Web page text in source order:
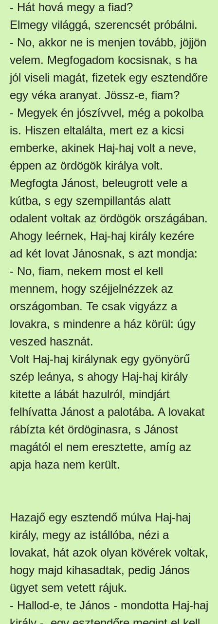
- Hát hová megy a fiad?
Elmegy világgá, szerencsét próbálni.
- No, akkor ne is menjen tovább, jöjjön
velem. Megfogadom kocsisnak, s ha
jól viseli magát, fizetek egy esztendőre
egy véka aranyat. Jössz-e, fiam?
- Megyek én jószívvel, még a pokolba
is. Hiszen eltalálta, mert ez a kicsi
emberke, akinek Haj-haj volt a neve,
éppen az ördögök királya volt.
Megfogta Jánost, beleugrott vele a
kútba, s egy szempillantás alatt
odalent voltak az ördögök országában.
Ahogy leérnek, Haj-haj király kezére
ad két lovat Jánosnak, s azt mondja:
- No, fiam, nekem most el kell
mennem, hogy széjjelnézzek az
országomban. Te csak vigyázz a
lovakra, s mindenre a ház körül: úgy
veszed hasznát.
Volt Haj-haj királynak egy gyönyörű
szép leánya, s ahogy Haj-haj király
kitette a lábát hazulról, mindjárt
felhívatta Jánost a palotába. A lovakat
rábízta két ördöginasra, s Jánost
magától el nem eresztette, amíg az
apja haza nem került.
Hazajő egy esztendő múlva Haj-haj
király, megy az istállóba, nézi a
lovakat, hát azok olyan kövérek voltak,
hogy majd kihasadtak, pedig János
ügyet sem vetett rájuk.
- Hallod-e, te János - mondotta Haj-haj